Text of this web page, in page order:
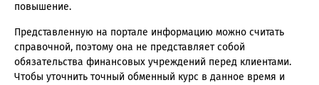
повышение.
Представленную на портале информацию можно считать
справочной, поэтому она не представляет собой
обязательства финансовых учреждений перед клиентами.
Чтобы уточнить точный обменный курс в данное время и